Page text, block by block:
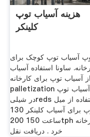
هزینه آسیاب توپ
کلینکر
آسیاب توپ کوچک برای
ساونا استفاده آسیاب
آسیاب توپ برای کارخانه
palletization سنگ آسیاب توپ
در شیلیreds استفاده از میل
توپ برای آسیاب کلینکر 130 T
ساعت 150 200tph کارخانه
خرد . دریافت نقل